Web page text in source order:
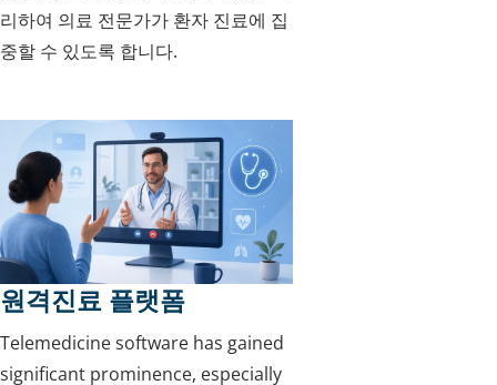
리하여 의료 전문가가 환자 진료에 집
중할 수 있도록 합니다.
원격진료 플랫폼
Telemedicine software has gained
significant prominence, especially